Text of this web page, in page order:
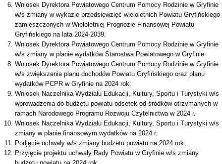
Wniosek Dyrektora Powiatowego Centrum Pomocy Rodzinie w Gryfinie
w/s zmiany w wykazie przedsięwzięć wieloletnich Powiatu Gryfińskiego
zamieszczonych w Wieloletniej Prognozie Finansowej Powiatu
Gryfińskiego na lata 2024-2039.
Wniosek Dyrektora Powiatowego Centrum Pomocy Rodzinie w Gryfinie
w/s zmiany w planie wydatków Starostwa Powiatowego w Gryfinie.
Wniosek Dyrektora Powiatowego Centrum Pomocy Rodzinie w Gryfinie
w/s zwiększenia planu dochodów Powiatu Gryfińskiego oraz planu
wydatków PCPR w Gryfinie na 2024 rok.
Wniosek Naczelnika Wydziału Edukacji, Kultury, Sportu i Turystyki w/s
wprowadzenia do budżetu powiatu odsetek od środków otrzymanych w
ramach Narodowego Programu Rozwoju Czytelnictwa w 2024 r.
Wniosek Naczelnika Wydziału Edukacji, Kultury, Sportu i Turystyki w/s
zmiany w planie finansowym wydatków na 2024 r.
Podjęcie uchwały w/s zmiany budżetu powiatu na 2024 rok.
Przyjęcie projektu uchwały Rady Powiatu w Gryfinie w/s zmiany